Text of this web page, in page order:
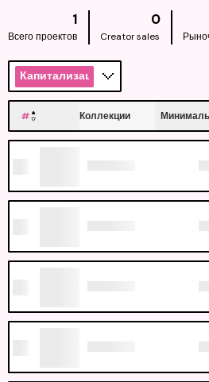
1
Всего проектов
0
Creator sales
Капитализация
# Коллекции